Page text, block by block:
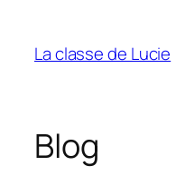
contenu
La classe de Lucie
Blog